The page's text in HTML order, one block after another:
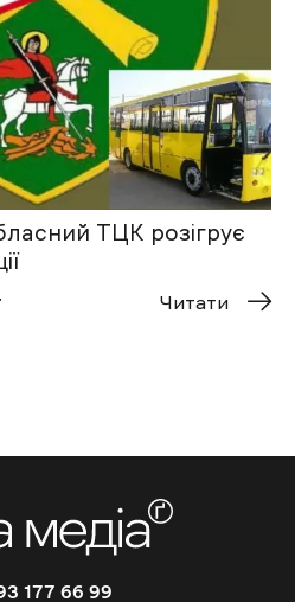
ТЦК розігрує
Читати
177 66 99